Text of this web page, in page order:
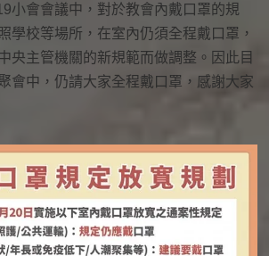
小會會議中，對於教會內戴口罩的規
學校等場所，在室內仍須全程戴口罩，
央主管機關的新規範而做調整。因此目
會中，仍請大家全程戴口罩，感謝大家